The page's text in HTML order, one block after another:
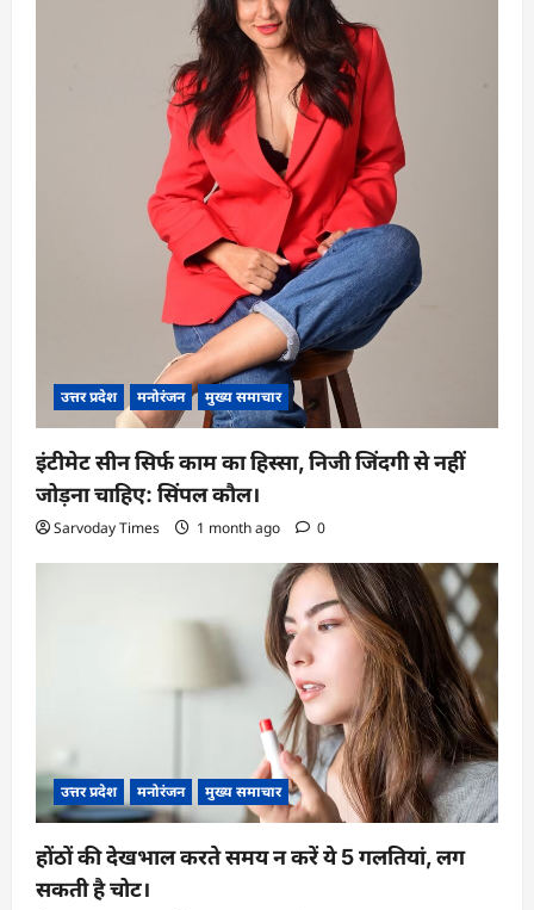
उत्तर प्रदेश मनोरंजन मुख्य समाचार
इंटीमेट सीन सिर्फ काम का हिस्सा, निजी जिंदगी से नहीं
जोड़ना चाहिए: सिंपल कौल।
Sarvoday Times 1 month ago 0
उत्तर प्रदेश मनोरंजन मुख्य समाचार
होंठों की देखभाल करते समय न करें ये 5 गलतियां, लग
सकती है चोट।